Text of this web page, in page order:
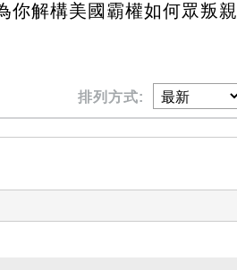
你解構美國霸權如何眾叛親
排列方式: